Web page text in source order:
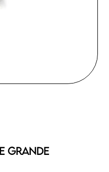
GRANDE